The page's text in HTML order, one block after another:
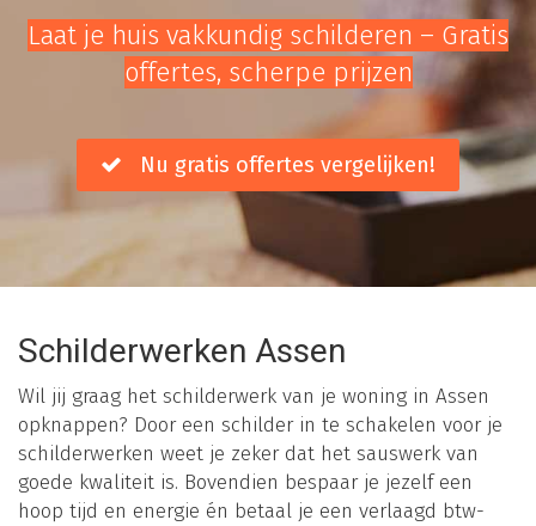
Laat je huis vakkundig schilderen – Gratis
offertes, scherpe prijzen
Nu gratis offertes vergelijken!
Schilderwerken Assen
Wil jij graag het schilderwerk van je woning in Assen
opknappen? Door een schilder in te schakelen voor je
schilderwerken weet je zeker dat het sauswerk van
goede kwaliteit is. Bovendien bespaar je jezelf een
hoop tijd en energie én betaal je een verlaagd btw-